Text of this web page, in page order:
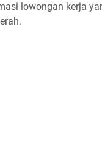
lowongan kerja